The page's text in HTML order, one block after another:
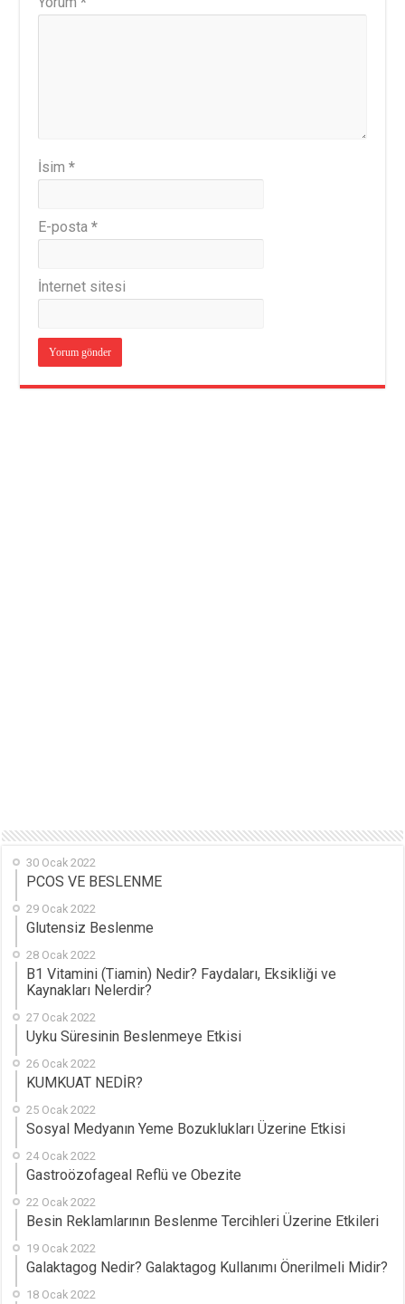
İsim*
E-posta*
İnternet sitesi
30 Ocak 2022
PCOS VE BESLENME
29 Ocak 2022
Glutensiz Beslenme
28 Ocak 2022
B1 Vitamini (Tiamin) Nedir? Faydaları, Eksikliği ve
Kaynakları Nelerdir?
27 Ocak 2022
Uyku Süresinin Beslenmeye Etkisi
26 Ocak 2022
KUMKUAT NEDİR?
25 Ocak 2022
Sosyal Medyanın Yeme Bozuklukları Üzerine Etkisi
24 Ocak 2022
Gastroözofageal Reflü ve Obezite
22 Ocak 2022
Besin Reklamlarının Beslenme Tercihleri Üzerine Etkileri
19 Ocak 2022
Galaktagog Nedir? Galaktagog Kullanımı Önerilmeli Midir?
18 Ocak 2022